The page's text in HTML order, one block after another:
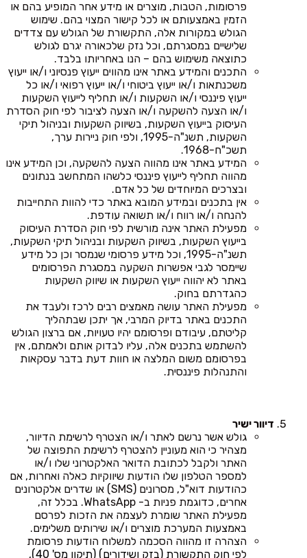
פרסומות, הטבות, מוצרים או מידע אחר המופיע בהם או
הזמין באמצעותם או לכל קישור המצוי בהם. שימוש
הגולש במקורות אלה, התקשורת של הגולש עם צדדים
שלישיים במסגרתם, וכל נזק שלכאורה יגרם לגולש
כתוצאה משימוש בהם – הנו באחריותו בלבד.
התכנים והמידע באתר אינו מהווים ייעוץ פנסיוני ו/או ייעוץ
משכנתאות ו/או ייעוץ ביטוחי ו/או ייעוץ רפואי ו/או כל
ייעוץ פיננסי ו/או השקעות ו/או תחליף לייעוץ השקעות
ו/או הצעה להשקעה ו/או הצעה לציבור לפי חוק הסדרת
העיסוק בייעוץ השקעות, בשיווק השקעות ובניהול תיקי
השקעות, תשנ"ה-1995, ולפי חוק ניירות ערך,
תשכ"ח-1968.
המידע באתר אינו מהווה הצעה להשקעה, וכן המידע אינו
מהווה תחליף לייעוץ פיננסי כלשהו המתחשב בנתונים
ובצרכים המיוחדים של כל אדם.
אין בתכנים ובמידע המובא באתר כדי להוות התחייבות
להנחה ו/או רווח ו/או תשואה עודפת.
מפעילת האתר אינה מורשית לפי חוק הסדרת העיסוק
בייעוץ השקעות, בשיווק השקעות ובניהול תיקי השקעות,
תשנ"ה-1995, וכל מידע פרסומי שנמסר וכן כל מידע
שיימסר לגבי אפשרות השקעה במסגרת הפרסומים
באתר לא יהווה ייעוץ השקעות או שיווק השקעות
כהגדרתם בחוק.
מפעילת האתר עושה מאמצים רבים לרכז ולעבד את
התכנים באתר בדיוק המרבי, אך יתכן שבתהליך
קליטתם, עיבודם ופרסומם יהיו טעויות, אם ברצון הגולש
להשתמש בתכנים אלה, עליו לבדוק אותם ולאמתם, אין
בפרסומם משום המלצה או חוות דעת בדבר עסקאות
והתנהלות פיננסית.
דיוור ישיר
גולש אשר נרשם לאתר ו/או הצטרף לרשימת הדיוור,
מצהיר כי הוא מעוניין להצטרף לרשימת התפוצה של
האתר ולקבל לכתובת הדואר האלקטרוני שלו ו/או
למספר הטלפון שלו הודעות שיווקיות כאלה ואחרות, אם
כהודעות דוא"ל, מסרונים (SMS) או שדרים אלקטרונים
אחרים, כדוגמת פניות ב- WhatsApp. בכלל זה,
מפעילת האתר שומרת לעצמה את הזכות לפרסם
באמצעות המערכת מוצרים ו/או שירותים משלימים.
הצהרה זו מהווה הסכמה למשלוח הודעות פרסומת
לפי
חוק התקשורת (בזק ושידורים) (תיקון מס' 40),